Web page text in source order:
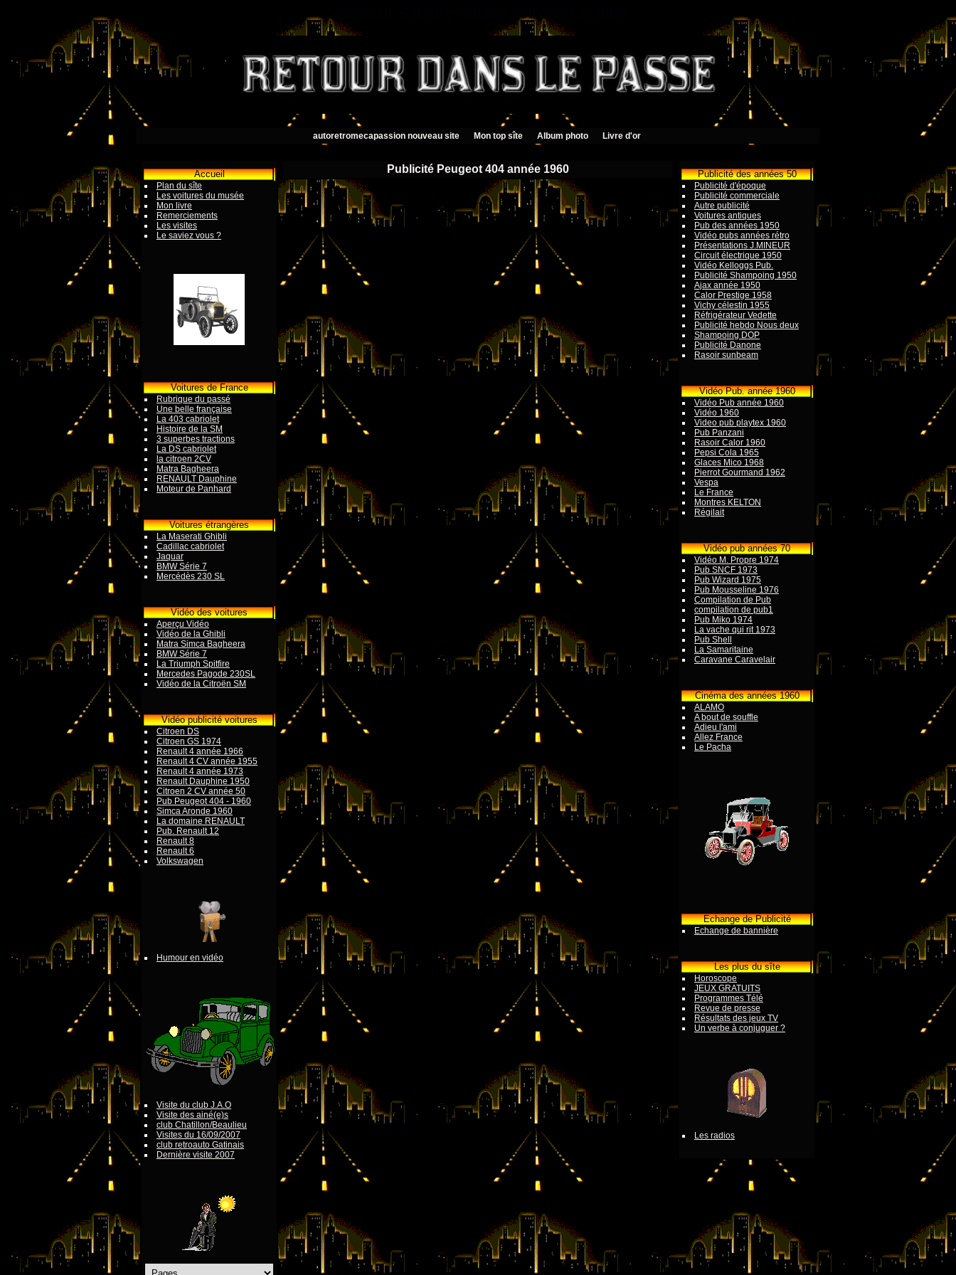
Vailly sur Sauldre musée rétromécanique
autoretromecapassion nouveau site Mon top sîte Album photo Livre d'or
Accueil
Plan du sîte
Les voitures du musée
Mon livre
Remerciements
Les visites
Le saviez vous ?
Voitures de France
Rubrique du passé
Une belle française
La 403 cabriolet
Histoire de la SM
3 superbes tractions
La DS cabriolet
la citroen 2CV
Matra Bagheera
RENAULT Dauphine
Moteur de Panhard
Voitures étrangères
La Maserati Ghibli
Cadillac cabriolet
Jaquar
BMW Série 7
Mercédès 230 SL
Vidéo des voitures
Aperçu Vidéo
Vidéo de la Ghibli
Matra Simca Bagheera
BMW Série 7
La Triumph Spitfire
Mercedes Pagode 230SL
Vidéo de la Citroën SM
Vidéo publicité voitures
Citroen DS
Citroen GS 1974
Renault 4 année 1966
Renault 4 CV année 1955
Renault 4 année 1973
Renault Dauphine 1950
Citroen 2 CV année 50
Pub Peugeot 404 - 1960
Simca Aronde 1960
La domaine RENAULT
Pub. Renault 12
Renault 8
Renault 6
Volkswagen
Humour en vidéo
Visite du club J.A.O
Visite des ainé(e)s
club Chatillon/Beaulieu
Visites du 16/09/2007
club retroauto Gatinais
Dernière visite 2007
Publicité des années 50
Publicité d'époque
Publicité commerciale
Autre publicité
Voitures antiques
Pub des années 1950
Vidéo pubs années rétro
Présentations J.MINEUR
Circuit électrique 1950
Vidéo Kelloggs Pub.
Publicité Shampoing 1950
Ajax année 1950
Calor Prestige 1958
Vichy célestin 1955
Réfrigérateur Vedette
Publicité hebdo Nous deux
Shampoing DOP
Publicité Danone
Rasoir sunbeam
Vidéo Pub. année 1960
Vidéo Pub année 1960
Vidéo 1960
Video pub playtex 1960
Pub Panzani
Rasoir Calor 1960
Pepsi Cola 1965
Glaces Mico 1968
Pierrot Gourmand 1962
Vespa
Le France
Montres KELTON
Régilait
Vidéo pub années 70
Vidéo M. Propre 1974
Pub SNCF 1973
Pub Wizard 1975
Pub Mousseline 1976
Compilation de Pub
compilation de pub1
Pub Miko 1974
La vache qui rit 1973
Pub Shell
La Samaritaine
Caravane Caravelair
Cinéma des années 1960
ALAMO
A bout de souffle
Adieu l'ami
Allez France
Le Pacha
Echange de Publicité
Echange de bannière
Les plus du sîte
Horoscope
JEUX GRATUITS
Programmes Télé
Revue de presse
Résultats des jeux TV
Un verbe à conjuguer ?
Les radios
Publicité Peugeot 404 année 1960